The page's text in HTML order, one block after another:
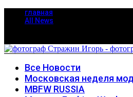
главная
All News
Все Новости
Московская неделя
MBFW RUSSIA